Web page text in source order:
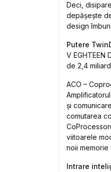
Deci,
depășește
design
Putere
V
de 2,4
ACO –
și
comutarea
viitoarele
noii
Intrare